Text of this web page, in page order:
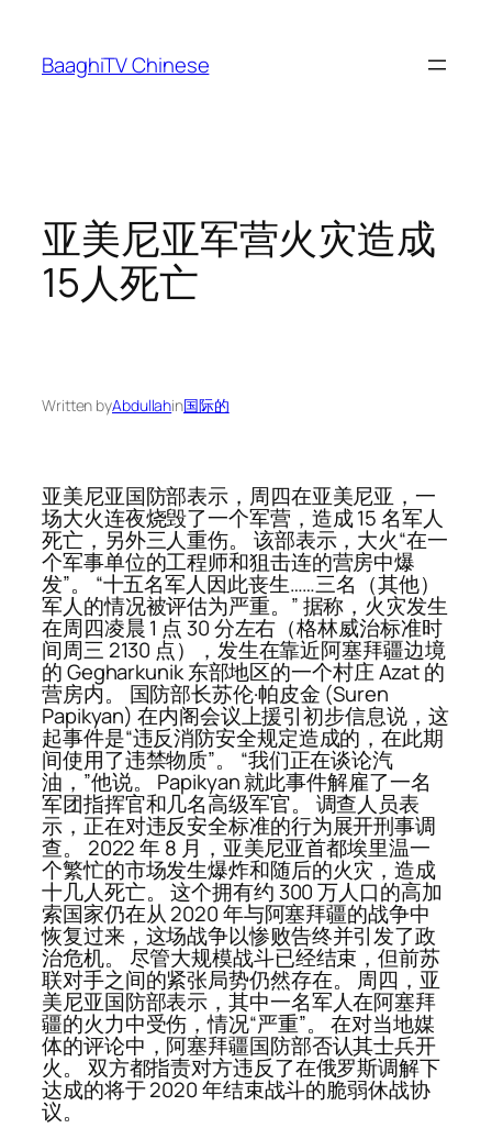
content
BaaghiTV Chinese
亚美尼亚军营火灾造成
15人死亡
Written byAbdullahin国际的
亚美尼亚国防部表示，周四在亚美尼亚，一
场大火连夜烧毁了一个军营，造成 15 名军人
死亡，另外三人重伤。 该部表示，大火“在一
个军事单位的工程师和狙击连的营房中爆
发”。 “十五名军人因此丧生……三名（其他）
军人的情况被评估为严重。” 据称，火灾发生
在周四凌晨 1 点 30 分左右（格林威治标准时
间周三 2130 点），发生在靠近阿塞拜疆边境
的 Gegharkunik 东部地区的一个村庄 Azat 的
营房内。 国防部长苏伦·帕皮金 (Suren
Papikyan) 在内阁会议上援引初步信息说，这
起事件是“违反消防安全规定造成的，在此期
间使用了违禁物质”。 “我们正在谈论汽
油，”他说。 Papikyan 就此事件解雇了一名
军团指挥官和几名高级军官。 调查人员表
示，正在对违反安全标准的行为展开刑事调
查。 2022 年 8 月，亚美尼亚首都埃里温一
个繁忙的市场发生爆炸和随后的火灾，造成
十几人死亡。 这个拥有约 300 万人口的高加
索国家仍在从 2020 年与阿塞拜疆的战争中
恢复过来，这场战争以惨败告终并引发了政
治危机。 尽管大规模战斗已经结束，但前苏
联对手之间的紧张局势仍然存在。 周四，亚
美尼亚国防部表示，其中一名军人在阿塞拜
疆的火力中受伤，情况“严重”。 在对当地媒
体的评论中，阿塞拜疆国防部否认其士兵开
火。 双方都指责对方违反了在俄罗斯调解下
达成的将于 2020 年结束战斗的脆弱休战协
议。